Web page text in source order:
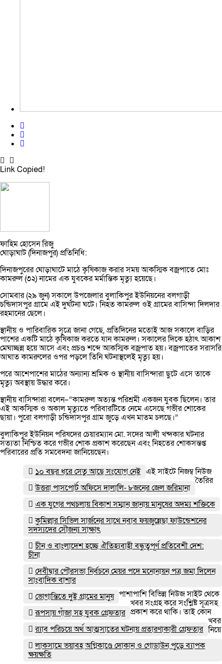
Link Copied!
ফাহিম হোসেন রিজু
ঘোড়াঘাট (দিনাজপুর) প্রতিনিধি:
দিনাজপুরের ঘোড়াঘাটে মাঠে কৃষিকাজ করার সময় আকস্মিক বজ্রপাতে মোঃ
কামরুল (৩২) নামের এক যুবকের মর্মান্তিক মৃত্যু হয়েছে।
সোমবার (২৯ জুন) সকালে উপজেলার বুলাকিপুর ইউনিয়নের বলগাড়ী
চন্ডিদাসপুর গ্রামে এই দুর্ঘটনা ঘটে। নিহত কামরুল ওই গ্রামের বাসিন্দা দিলদার
রহমানের ছেলে।
স্থানীয় ও পারিবারিক সূত্রে জানা গেছে, প্রতিদিনের মতোই আজ সকালে বাড়ির
পাশের একটি মাঠে কৃষিকাজ করতে যান কামরুল। সকালের দিকে হঠাৎ আকাশ
মেঘাচ্ছন্ন হয়ে আসে এবং প্রচণ্ড শব্দে আকস্মিক বজ্রপাত হয়। বজ্রপাতের সরাসরি
আঘাত কামরুলের ওপর পড়লে তিনি ঘটনাস্থলেই মৃত্যু হয়।
পরে আশেপাশের মাঠের অন্যান্য শ্রমিক ও স্থানীয় বাসিন্দারা ছুটে এসে তাকে
মৃত্যু অবস্থায় উদ্ধার করে।
স্থানীয় বাসিন্দারা বলেন–”কামরুল অত্যন্ত পরিশ্রমী একজন যুবক ছিলেন। তার
এই আকস্মিক ও অকাল মৃত্যুতে পরিবারটিতে নেমে এসেছে গভীর শোকের
ছায়া। পুরো বলগাড়ী চন্ডিদাসপুর গ্রাম জুড়ে এখন মাতম চলছে।”
বুলাকিপুর ইউনিয়ন পরিষদের চেয়ারম্যান মো. সদের আলী খন্দকার ঘটনার
সত্যতা নিশ্চিত করে গভীর শোক প্রকাশ করেছেন এবং নিহতের শোকসন্তপ্ত
পরিবারের প্রতি সমবেদনা জানিয়েছেন।
১০ বছর ধরে সেতু আছে সংযোগ নেই
উত্তরা পাসপোর্ট অফিসে দালালি- ৮জনের জেল জরিমানা
এক যুগের পথচলায় বিকাশ সম্মান জানায় মানুষের অদম্য শক্তিকে
কুমিল্লার সিভিল সার্জনের সাথে নবাব ফয়জুন্নেছা ফাউন্ডেশনের
সদস্যদের সৌজন্য সাক্ষাৎ
চীন ও বাংলাদেশ হচ্ছে ঐতিহ্যবাহী বন্ধুত্বপূর্ণ প্রতিবেশী দেশ:
চীনা
দেবীদ্বার পৌরসভা নির্বচনে মেয়র পদে মনোনায়ন পত্র জমা দিলেন
সাংবাদিক বাশার
ভোগান্তিতে দুই গ্রামের মানুষ
রূপসায় গাঁজা সহ যুবক গ্রেফতার
র‌্যাব পরিচয়ে অর্থ আত্মসাতের ঘটনায় প্রতারণাকারী গ্রেফতার
লাকসামে ভয়াবহ অগ্নিকাণ্ডে দোকান ও গোডাউন পুড়ে ব‍্যাপক
ক্ষয়ক্ষতি
এই সাইটে নিজম্ব নিউজ
তৈরির
পাশাপাশি বিভিন্ন নিউজ সাইট থেকে
খবর সংগ্রহ করে সংশ্লিষ্ট সূত্রসহ
প্রকাশ করে থাকি। তাই কোন
খবর
নিয়ে